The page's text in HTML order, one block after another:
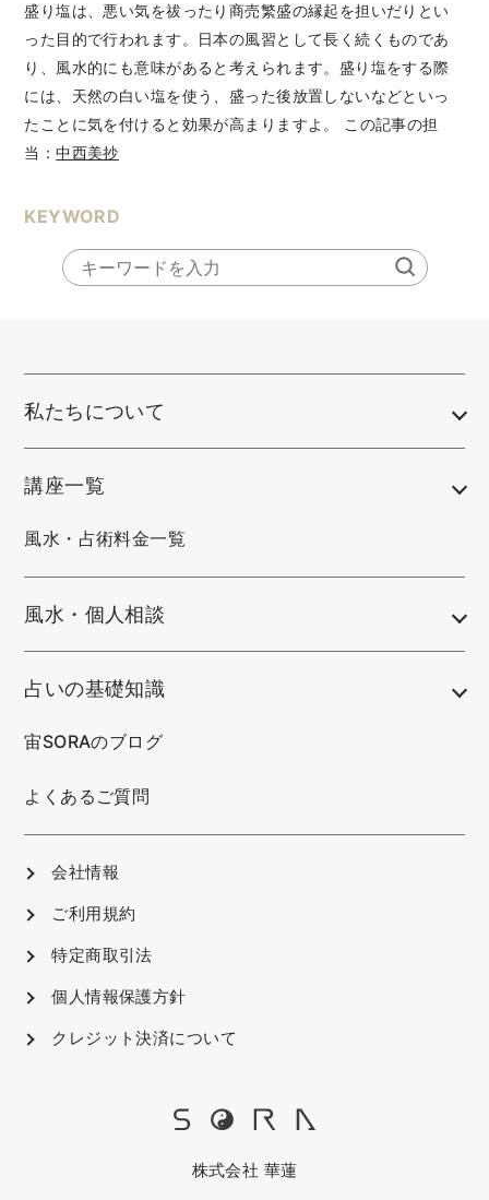
盛り塩は、悪い気を祓ったり商売繁盛の縁起を担いだりとい
った目的で行われます。
日本の風習として長く続くものであ
り、風水的にも意味があると考えられます。 盛り塩をする際
には、天然の白い塩を使う、盛った後放置しないなどといっ
たことに気を付けると効果が高まりますよ。
この記事の担
当：中西美抄
KEYWORD
私たちについて
講座一覧
風水・占術料金一覧
風水・個人相談
占いの基礎知識
宙SORAのブログ
よくあるご質問
会社情報
ご利用規約
特定商取引法
個人情報保護方針
クレジット決済について
株式会社 華蓮